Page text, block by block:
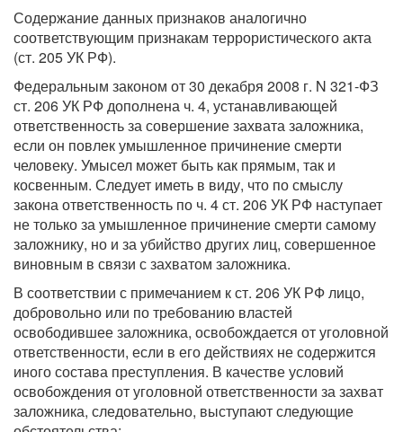
Содержание данных признаков аналогично
соответствующим признакам террористического акта
(ст. 205 УК РФ).
Федеральным законом от 30 декабря 2008 г. N 321-ФЗ
ст. 206 УК РФ дополнена ч. 4, устанавливающей
ответственность за совершение захвата заложника,
если он повлек умышленное причинение смерти
человеку. Умысел может быть как прямым, так и
косвенным. Следует иметь в виду, что по смыслу
закона ответственность по ч. 4 ст. 206 УК РФ наступает
не только за умышленное причинение смерти самому
заложнику, но и за убийство других лиц, совершенное
виновным в связи с захватом заложника.
В соответствии с примечанием к ст. 206 УК РФ лицо,
добровольно или по требованию властей
освободившее заложника, освобождается от уголовной
ответственности, если в его действиях не содержится
иного состава преступления. В качестве условий
освобождения от уголовной ответственности за захват
заложника, следовательно, выступают следующие